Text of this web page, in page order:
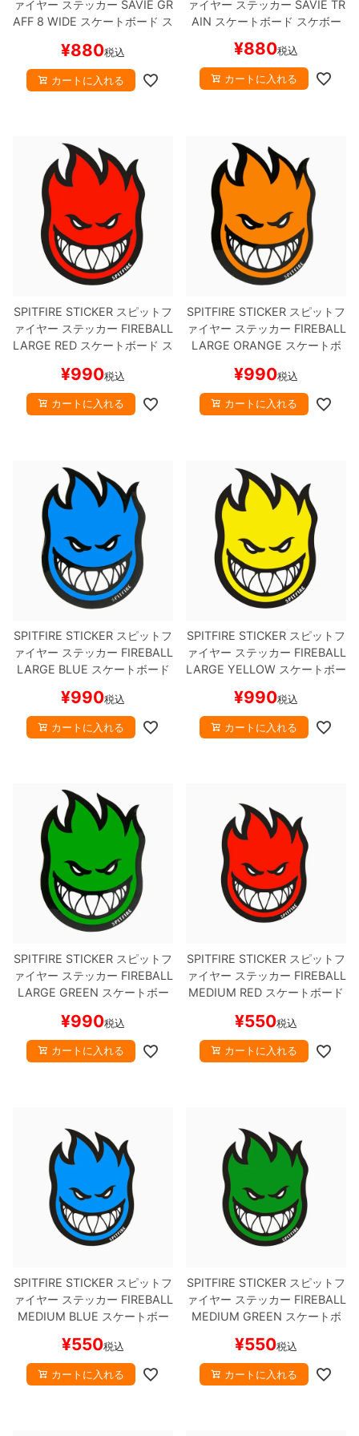
ァイヤー ステッカー SAVIE GR
AFF 8 WIDE スケートボード ス
¥880税込
カートに入れる
ァイヤー ステッカー SAVIE TR
AIN スケートボード スケボー
¥880税込
カートに入れる
SPITFIRE STICKER スピットフ
ァイヤー ステッカー FIREBALL
LARGE RED スケートボード ス
¥990税込
カートに入れる
SPITFIRE STICKER スピットフ
ァイヤー ステッカー FIREBALL
LARGE ORANGE スケートボ
¥990税込
カートに入れる
SPITFIRE STICKER スピットフ
ァイヤー ステッカー FIREBALL
LARGE BLUE スケートボード
¥990税込
カートに入れる
SPITFIRE STICKER スピットフ
ァイヤー ステッカー FIREBALL
LARGE YELLOW スケートボー
¥990税込
カートに入れる
SPITFIRE STICKER スピットフ
ァイヤー ステッカー FIREBALL
LARGE GREEN スケートボー
¥990税込
カートに入れる
SPITFIRE STICKER スピットフ
ァイヤー ステッカー FIREBALL
MEDIUM RED スケートボード
¥550税込
カートに入れる
SPITFIRE STICKER スピットフ
ァイヤー ステッカー FIREBALL
MEDIUM BLUE スケートボー
¥550税込
カートに入れる
SPITFIRE STICKER スピットフ
ァイヤー ステッカー FIREBALL
MEDIUM GREEN スケートボ
¥550税込
カートに入れる